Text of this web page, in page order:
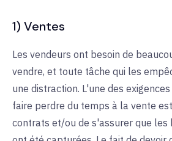
1) Ventes
Les vendeurs ont besoin de
vendre, et toute tâche qui les
une distraction. L'une des
faire perdre du temps à la vente
contrats et/ou de s'assurer que les